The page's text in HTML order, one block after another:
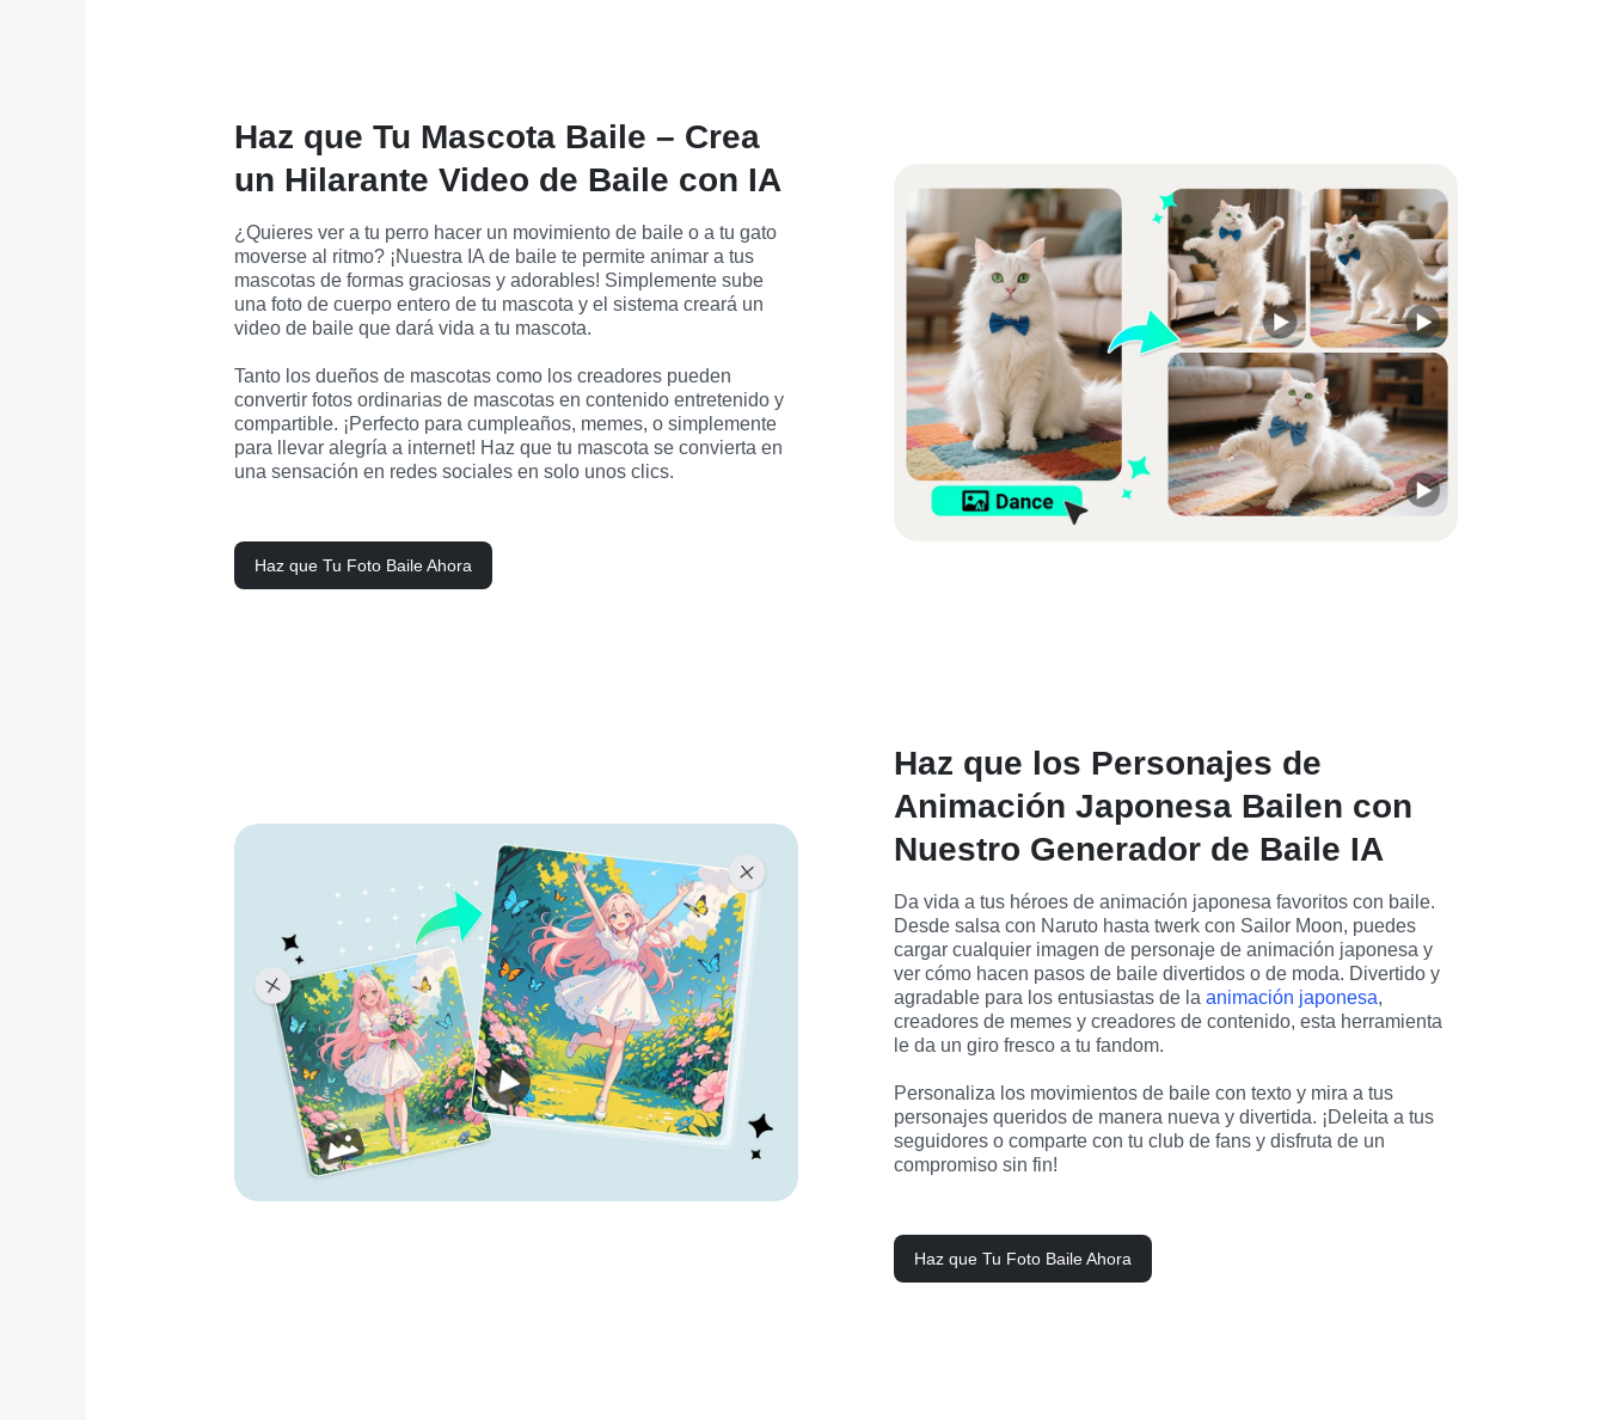
Haz que Tu Mascota Baile – Crea
un Hilarante Video de Baile con IA
¿Quieres ver a tu perro hacer un movimiento de baile o a tu gato
moverse al ritmo? ¡Nuestra IA de baile te permite animar a tus
mascotas de formas graciosas y adorables! Simplemente sube
una foto de cuerpo entero de tu mascota y el sistema creará un
video de baile que dará vida a tu mascota.
Tanto los dueños de mascotas como los creadores pueden
convertir fotos ordinarias de mascotas en contenido entretenido y
compartible. ¡Perfecto para cumpleaños, memes, o simplemente
para llevar alegría a internet! Haz que tu mascota se convierta en
una sensación en redes sociales en solo unos clics.
Haz que Tu Foto Baile Ahora
Haz que los Personajes de
Animación Japonesa Bailen con
Nuestro Generador de Baile IA
Da vida a tus héroes de animación japonesa favoritos con baile.
Desde salsa con Naruto hasta twerk con Sailor Moon, puedes
cargar cualquier imagen de personaje de animación japonesa y
ver cómo hacen pasos de baile divertidos o de moda. Divertido y
agradable para los entusiastas de la animación japonesa,
creadores de memes y creadores de contenido, esta herramienta
le da un giro fresco a tu fandom.
Personaliza los movimientos de baile con texto y mira a tus
personajes queridos de manera nueva y divertida. ¡Deleita a tus
seguidores o comparte con tu club de fans y disfruta de un
compromiso sin fin!
Haz que Tu Foto Baile Ahora